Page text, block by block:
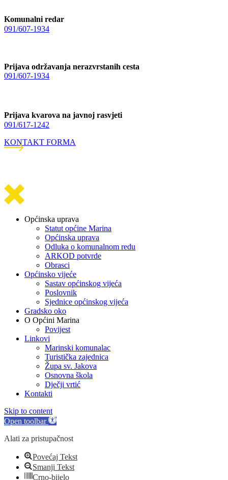
Komunalni redar
091/607-1934
Prijava održavanja nerazvrstanih cesta
091/607-1934
Prijava kvarova na javnoj rasvjeti
091/617-1242
KONTAKT FORMA
Općinska uprava
Statut općine Marina
Općinska uprava
Odluka o komunalnom redu
ARKOD potvrde
Obrasci
Općinsko vijeće
Sastav općinskog vijeća
Poslovnik
Sjednice općinskog vijeća
Gradsko oko
O Općini Marina
Povijest
Linkovi
Marinski komunalac
Turistička zajednica
Župa sv. Jakova
Osnovna škola
Dječji vrtić
Kontakti
Skip to content
Open toolbar
Alati za pristupačnost
Povećaj Tekst
Smanji Tekst
Crno-bijelo